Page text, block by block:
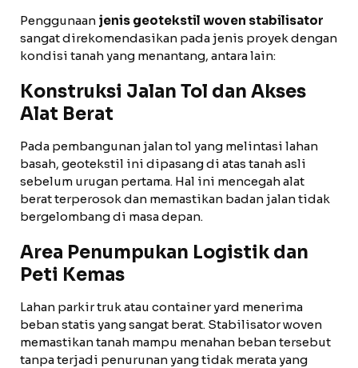
Penggunaan jenis geotekstil woven stabilisator
sangat direkomendasikan pada jenis proyek dengan
kondisi tanah yang menantang, antara lain:
Konstruksi Jalan Tol dan Akses
Alat Berat
Pada pembangunan jalan tol yang melintasi lahan
basah, geotekstil ini dipasang di atas tanah asli
sebelum urugan pertama. Hal ini mencegah alat
berat terperosok dan memastikan badan jalan tidak
bergelombang di masa depan.
Area Penumpukan Logistik dan
Peti Kemas
Lahan parkir truk atau container yard menerima
beban statis yang sangat berat. Stabilisator woven
memastikan tanah mampu menahan beban tersebut
tanpa terjadi penurunan yang tidak merata yang